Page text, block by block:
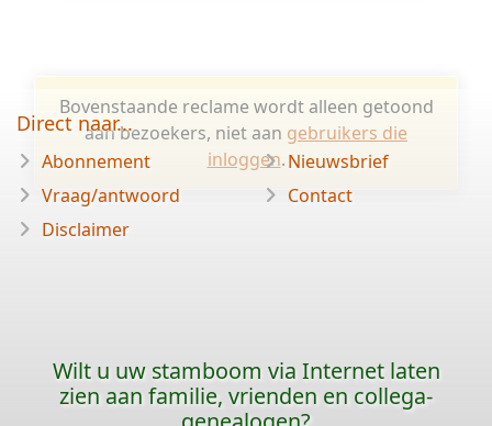
Bovenstaande reclame wordt alleen getoond
aan bezoekers, niet aan gebruikers die
inloggen.
Direct naar...
Abonnement
Vraag/antwoord
Disclaimer
Nieuwsbrief
Contact
Wilt u uw stamboom via Internet laten
zien aan familie, vrienden en collega-